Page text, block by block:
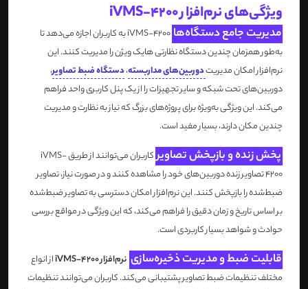
ویژگی‌های نرم‌افزار iVMS-4200
مدیریت جامع دستگاه‌ها
iVMS-4200 به کاربران اجازه می‌دهد تا
به‌طور همزمان چندین دستگاه نظارتی هایک ویژن را مدیریت کنند. این
نرم‌افزار امکان مدیریتدوربین‌های مداربسته،دستگاه ضبط تصاویر،
دوربین‌های تحت شبکه و سایر تجهیزات را از یک پنل کاربری واحد فراهم
می‌کند. این ویژگی به‌ویژه برای پروژه‌های بزرگ که نیاز به نظارت و مدیریت
چندین مکان دارند، بسیار مفید است.
پخش زنده و بازپخش تصاویر
کاربران می‌توانند از طریق iVMS-
4200 تصاویر زنده دوربین‌های خود را مشاهده کنند و در صورت نیاز، تصاویر
ضبط‌شده را بازپخش کنند. این نرم‌افزار امکان دسترسی به تصاویر ضبط‌شده
بر اساس تاریخ و زمان دقیق را فراهم می‌کند، که این ویژگی در مواقع بررسی
حوادث و شواهد بسیار کاربردی است.
قابلیت ضبط و مدیریت ذخیره‌سازی نرم‌افزار iVMS-4200
از انواع
مختلف تنظیمات ضبط تصاویر پشتیبانی می‌کند. کاربران می‌توانند تنظیمات